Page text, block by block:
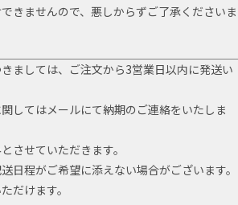
きませんので、悪しからずご了承くださいま
ましては、ご注文から3営業日以内に発送い
してはメールにて納期のご連絡をいたしま
させていただきます。
日程がご希望に添えない場合がございます。
だけます。